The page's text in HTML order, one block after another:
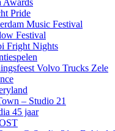
Awards
Pride
Music Festival
Festival
Fright Nights
Volvo Trucks Zele
– Studio 21
45 jaar